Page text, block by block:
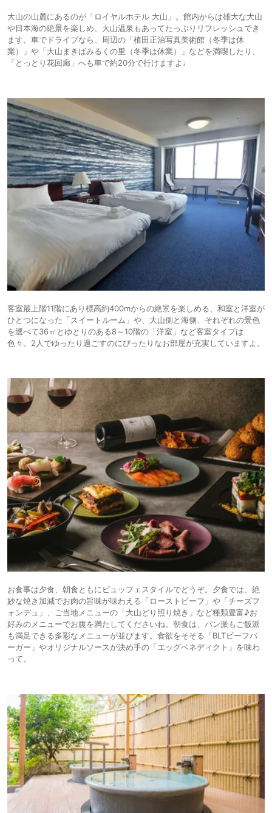
大山の山麓にあるのが「ロイヤルホテル 大山」。館内からは雄大な大山
や日本海の絶景を楽しめ、大山温泉もあってたっぷりリフレッシュでき
ます。車でドライブなら、周辺の「植田正治写真美術館（冬季は休
業）」や「大山まきばみるくの里（冬季は休業）」などを満喫したり、
「とっとり花回廊」へも車で約20分で行けますよ♩
客室最上階11階にあり標高約400mからの絶景を楽しめる、和室と洋室が
ひとつになった「スイートルーム」や、大山側と海側、それぞれの景色
を選べて36㎡とゆとりのある8～10階の「洋室」など客室タイプは
色々。2人でゆったり過ごすのにぴったりなお部屋が充実していますよ。
お食事は夕食、朝食ともにビュッフェスタイルでどうぞ。夕食では、絶
妙な焼き加減でお肉の旨味が味わえる「ローストビーフ」や「チーズフ
ォンデュ」、ご当地メニューの「大山どり照り焼き」など種類豊富♪お
好みのメニューでお腹を満たしてくださいね。朝食は、パン派もご飯派
も満足できる多彩なメニューが並びます。食欲をそそる「BLTビーフバ
ーガー」やオリジナルソースが決め手の「エッグベネディクト」を味わ
って。